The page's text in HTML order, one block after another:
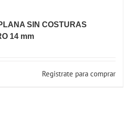
SIN COSTURAS
14 mm
Registrate para comprar